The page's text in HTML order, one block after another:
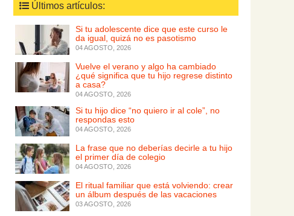
Últimos artículos:
Si tu adolescente dice que este curso le
da igual, quizá no es pasotismo
04 AGOSTO, 2026
Vuelve el verano y algo ha cambiado
¿qué significa que tu hijo regrese distinto
a casa?
04 AGOSTO, 2026
Si tu hijo dice “no quiero ir al cole”, no
respondas esto
04 AGOSTO, 2026
La frase que no deberías decirle a tu hijo
el primer día de colegio
04 AGOSTO, 2026
El ritual familiar que está volviendo: crear
un álbum después de las vacaciones
03 AGOSTO, 2026